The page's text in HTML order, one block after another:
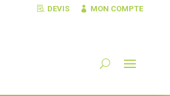
DEVIS MON COMPTE